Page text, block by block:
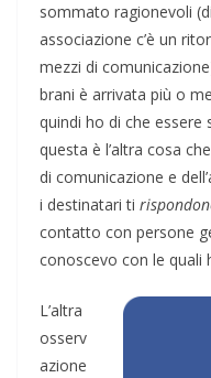
sommato ragionevoli
associazione c’è un
mezzi di
brani è arrivata più o
quindi ho di che essere
questa è l’altra cosa
di comunicazione e
i destinatari ti
contatto con persone
conoscevo con le quali
L’altra
osserv
azione